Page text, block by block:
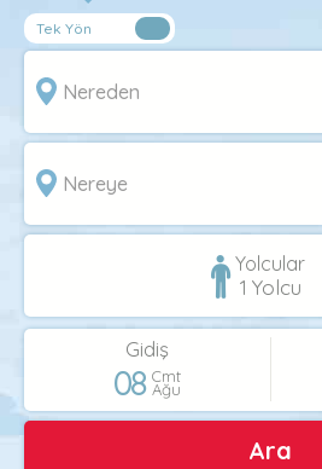
Yolcular
1 Yolcu
Gidiş
08 Cmt
Ağu
Ara